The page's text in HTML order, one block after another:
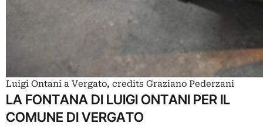
Luigi Ontani a Vergato, credits Graziano Pederzani
LA FONTANA DI LUIGI ONTANI PER IL
COMUNE DI VERGATO